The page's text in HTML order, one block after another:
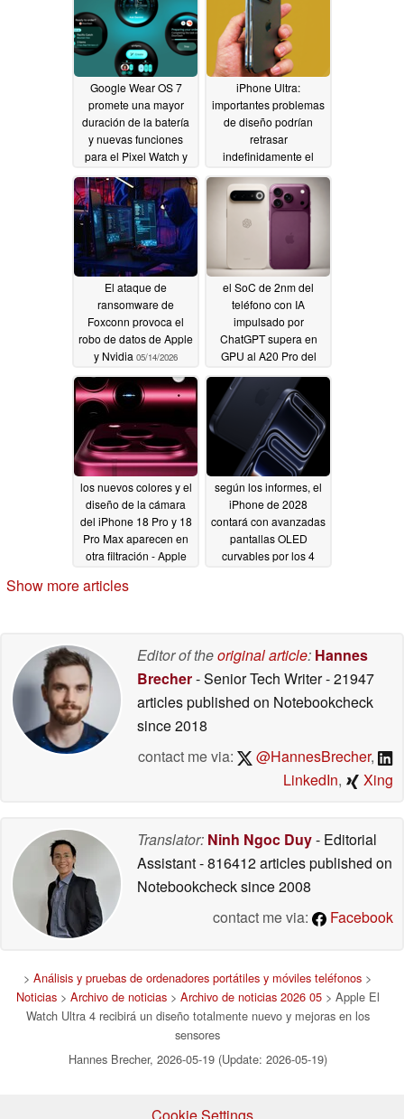
05/20/2026
Google Wear OS 7
promete una mayor
duración de la batería
y nuevas funciones
para el Pixel Watch y
05/20/2026
iPhone Ultra:
importantes problemas
de diseño podrían
retrasar
indefinidamente el
según información
filtrada 05/17/2026
El ataque de
ransomware de
Foxconn provoca el
robo de datos de Apple
y Nvidia 05/14/2026
el SoC de 2nm del
teléfono con IA
impulsado por
ChatGPT supera en
GPU al A20 Pro del
Snapdragon 8 Elite
Gen 6 del Galaxy S27
05/14/2026
los nuevos colores y el
diseño de la cámara
del iPhone 18 Pro y 18
Pro Max aparecen en
otra filtración - Apple
seguro?
según los informes, el
iPhone de 2028
contará con avanzadas
pantallas OLED
curvables por los 4
Show more articles
Editor of theoriginal article: Hannes
Brecher- Senior Tech Writer- 21947
articles published on Notebookcheck
since 2018
contact me via:
@HannesBrecher,
LinkedIn, Xing
Translator: Ninh Ngoc Duy- Editorial
Assistant- 816412 articles published on
Notebookchecksince 2008
contact me via:
Facebook
> Análisis y pruebas de ordenadores portátiles y móviles teléfonos >
Noticias> Archivo de noticias> Archivo de noticias 2026 05> Apple El
Watch Ultra 4 recibirá un diseño totalmente nuevo y mejoras en los
sensores
Hannes Brecher, 2026-05-19 (Update: 2026-05-19)
Cookie Settings